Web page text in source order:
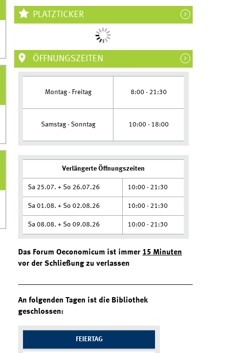
PLATZTICKER
ÖFFNUNGSZEITEN
Montag - Freitag 8:00 - 21:30
Samstag - Sonntag 10:00 - 18:00
Verlängerte Öffnungszeiten
Sa 25.07. + So 26.07.26 10:00 - 21:30
Sa 01.08. + So 02.08.26 10:00 - 21:30
Sa 08.08. + So 09.08.26 10:00 - 21:30
Das Forum Oeconomicum ist immer 15 Minuten
vor der Schließungzu verlassen
An folgenden Tagen ist die Bibliothek
geschlossen:
FEIERTAG